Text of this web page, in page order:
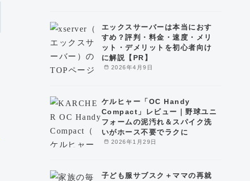
2026年4月9日
エックスサーバーは本当におす
すめ？評判・料金・速度・メリ
ット・デメリットを初心者向け
に解説【PR】
2026年1月29日
ケルヒャー「OC Handy
Compact」レビュー｜野球ユニ
フォームの泥汚れ＆スパイク洗
いがホース不要でラクに
子ども服サブスク＋ママの再就